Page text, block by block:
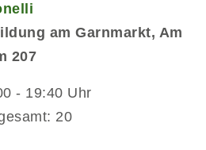
am Garnmarkt, Am
207
- 19:40 Uhr
20